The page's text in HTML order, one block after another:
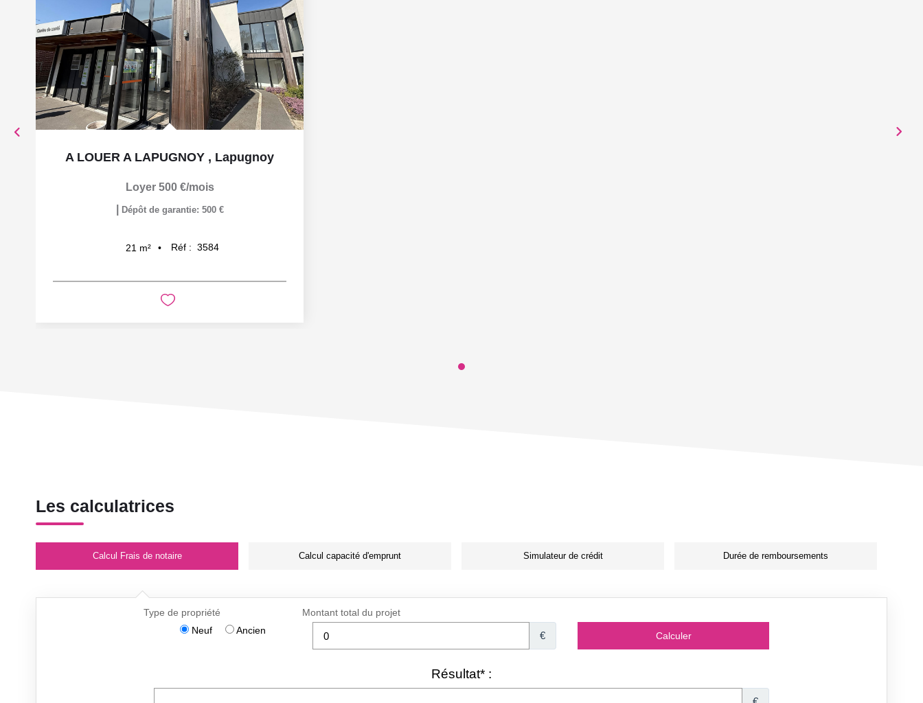
A LOUER A LAPUGNOY , Lapugnoy
Loyer 500 €/mois
Dépôt de garantie: 500 €
21 m² Réf : 3584
Les calculatrices
Calcul Frais de notaire Calcul capacité d'emprunt Simulateur de crédit Durée de remboursements